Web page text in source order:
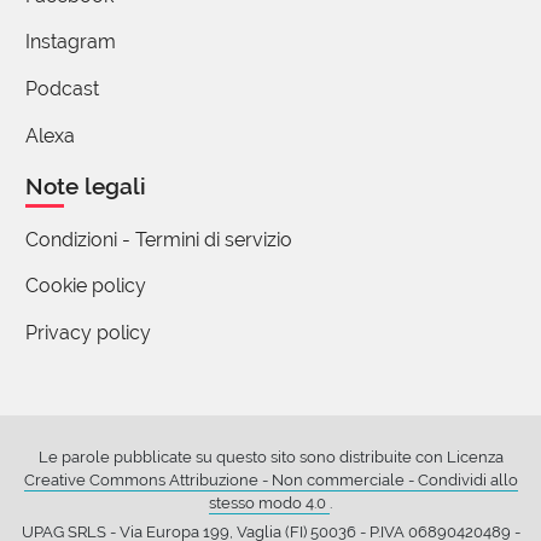
14.000 lire (un'altra epoca! quasi 30 anni fa, si
pagava subito, cosa poi vi...
(utente cancellato)
per la coda, citandone (solo) la terza e meno
Giorgio Moretti
14 Maggio 2020 08:09
Instagram
Podcast
Alexa
Note legali
Condizioni - Termini di servizio
Cookie policy
Privacy policy
Le parole pubblicate su questo sito sono distribuite con Licenza
Creative Commons Attribuzione - Non commerciale - Condividi allo
stesso modo 4.0 .
UPAG SRLS - Via Europa 199, Vaglia (FI) 50036 - P.IVA 06890420489 -